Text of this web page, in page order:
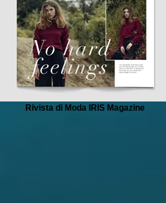
Rivista di Moda IRIS Magazine